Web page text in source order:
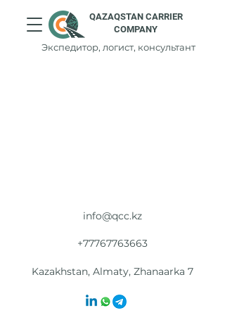
QAZAQSTAN CARRIER
COMPANY
Экспедитор, логист, консультант
info@qcc.kz
+77767763663
Kazakhstan, Almaty, Zhanaarka 7